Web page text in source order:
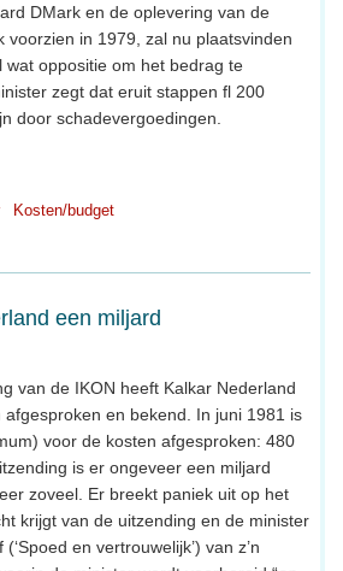
DMark en de oplevering van de
voorzien in 1979, zal nu plaatsvinden
wat oppositie om het bedrag te
zegt dat eruit stappen fl 200
door schadevergoedingen.
Kosten/budget
een miljard
van de IKON heeft Kalkar Nederland
en bekend. In juni 1981 is
voor de kosten afgesproken: 480
is er ongeveer een miljard
zoveel. Er breekt paniek uit op het
krijgt van de uitzending en de minister
en vertrouwelijk’) van z’n